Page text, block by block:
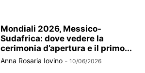
Mondiali 2026, Messico-
Sudafrica: dove vedere la
cerimonia d’apertura e il primo...
Anna Rosaria Iovino - 10/06/2026